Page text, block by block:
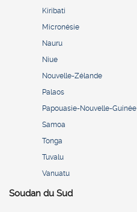
Kiribati
Micronésie
Nauru
Niue
Nouvelle-Zélande
Palaos
Papouasie-Nouvelle-Guinée
Samoa
Tonga
Tuvalu
Vanuatu
Soudan du Sud